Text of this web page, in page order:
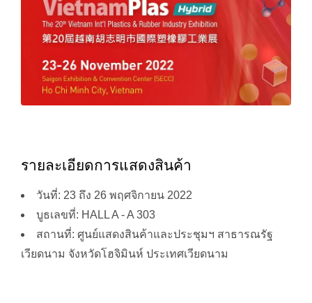
รายละเอียดการแสดงสินค้า
วันที่: 23 ถึง 26 พฤศจิกายน 2022
บูธเลขที่: HALL A - A 303
สถานที่: ศูนย์แสดงสินค้าและประชุมฯ สาธารณรัฐ
เวียดนาม จังหวัดโฮจิมินห์ ประเทศเวียดนาม